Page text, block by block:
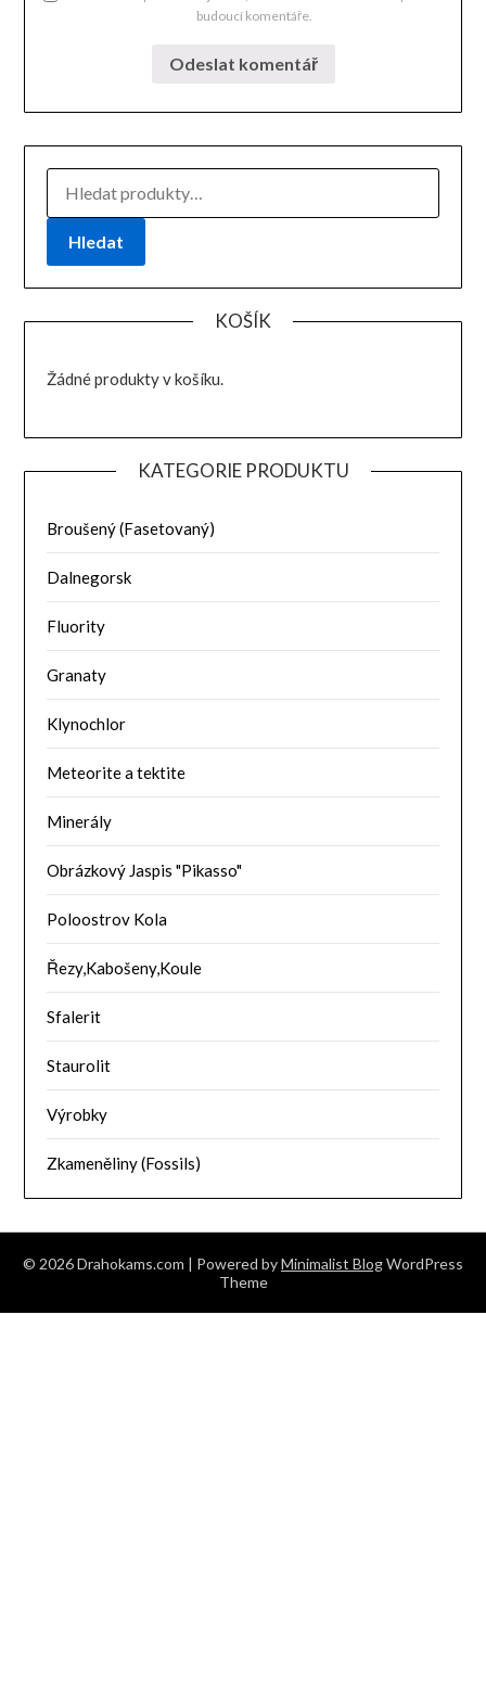
budoucí komentáře.
Hledat
KOŠÍK
Žádné produkty v košíku.
KATEGORIE PRODUKTU
Broušený (Fasetovaný)
Dalnegorsk
Fluority
Granaty
Klynochlor
Meteorite a tektite
Minerály
Obrázkový Jaspis "Pikasso"
Poloostrov Kola
Řezy,Kabošeny,Koule
Sfalerit
Staurolit
Výrobky
Zkameněliny (Fossils)
© 2026 Drahokams.com | Powered byMinimalist BlogWordPress
Theme